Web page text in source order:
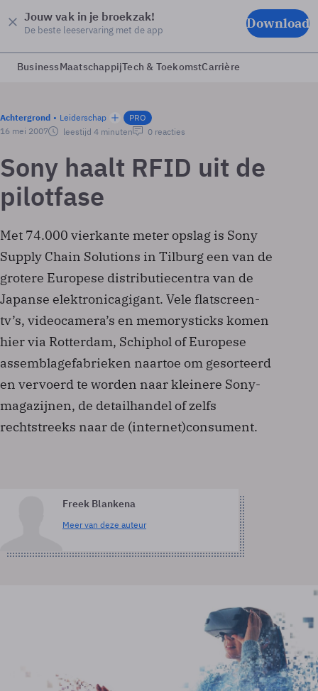
Jouw vak in je broekzak!
De beste leeservaring met de app Download
BusinessMaatschappijTech & ToekomstCarrière
Achtergrond Leiderschap
PRO
16 mei 2007
leestijd 4 minuten 0 reacties
Sony haalt RFID uit de
pilotfase
Met 74.000 vierkante meter opslag is Sony
Supply Chain Solutions in Tilburg een van de
grotere Europese distributiecentra van de
Japanse elektronicagigant. Vele flatscreen-
tv’s, videocamera’s en memorysticks komen
hier via Rotterdam, Schiphol of Europese
assemblagefabrieken naartoe om gesorteerd
en vervoerd te worden naar kleinere Sony-
magazijnen, de detailhandel of zelfs
rechtstreeks naar de (internet)consument.
Freek Blankena
Meer van deze auteur